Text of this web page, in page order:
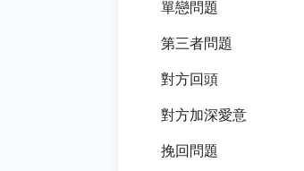
單戀問題
第三者問題
對方回頭
對方加深愛意
挽回問題